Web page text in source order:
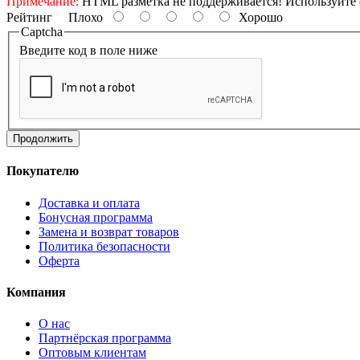
Рейтинг Плохо
Хорошо
Captcha
Введите код в поле ниже
Продолжить
Покупателю
Доставка и оплата
Бонусная программа
Замена и возврат товаров
Политика безопасности
Оферта
Компания
О нас
Партнёрская программа
Оптовым клиентам